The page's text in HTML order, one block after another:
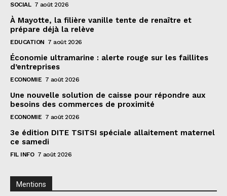
SOCIAL 7 août 2026
À Mayotte, la filière vanille tente de renaître et
prépare déjà la relève
EDUCATION 7 août 2026
Économie ultramarine : alerte rouge sur les faillites
d’entreprises
ECONOMIE 7 août 2026
Une nouvelle solution de caisse pour répondre aux
besoins des commerces de proximité
ECONOMIE 7 août 2026
3e édition DITE TSITSI spéciale allaitement maternel
ce samedi
FIL INFO 7 août 2026
Mentions